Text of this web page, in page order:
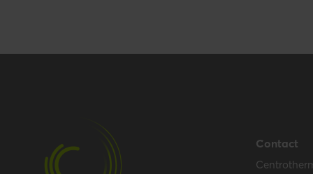
Contact